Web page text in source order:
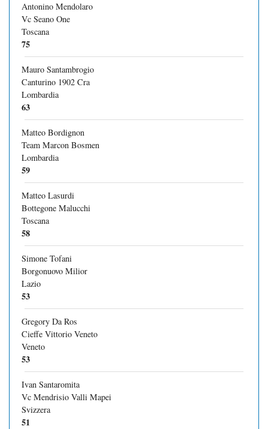
Antonino Mendolaro
Vc Seano One
Toscana
75
Mauro Santambrogio
Canturino 1902 Cra
Lombardia
63
Matteo Bordignon
Team Marcon Bosmen
Lombardia
59
Matteo Lasurdi
Bottegone Malucchi
Toscana
58
Simone Tofani
Borgonuovo Milior
Lazio
53
Gregory Da Ros
Cieffe Vittorio Veneto
Veneto
53
Ivan Santaromita
Vc Mendrisio Valli Mapei
Svizzera
51